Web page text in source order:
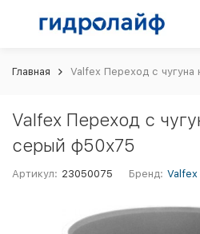
Главная Valfex Переход с чугуна
Valfex Переход с
серый ф50х75
Артикул: 23050075 Бренд: Valfex